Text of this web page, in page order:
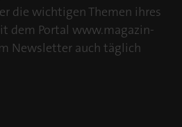
die wichtigen Themen ihres
dem Portal www.magazin-
Newsletter auch täglich